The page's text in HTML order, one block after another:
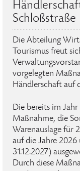
Schloßstraße
Die Abteilung
Tourismus freut
vorgelegten
Händlerschaft auf
Die bereits im
Maßnahme, die
Warenauslage für
auf die Jahre 2026
31.12.2027)
Durch diese